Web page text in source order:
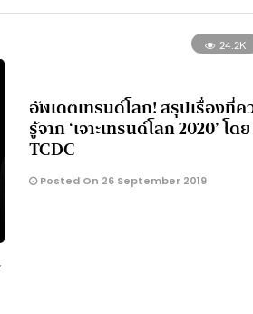
24.2K
อัพเดตเทรนด์โลก! สรุปเรื่องที่ค
รู้จาก ‘เจาะเทรนด์โลก 2020’ โดย
TCDC
Posted On 26 September 2019